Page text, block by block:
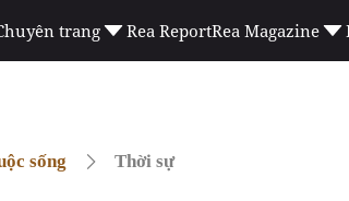
trang Rea ReportRea Magazine
sống Thời sự